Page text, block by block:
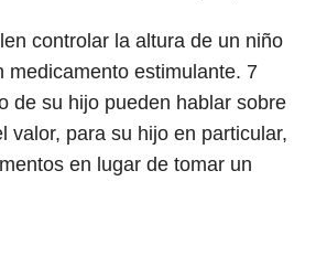
controlar la altura de un niño
medicamento estimulante. 7
de su hijo pueden hablar sobre
valor, para su hijo en particular,
en lugar de tomar un